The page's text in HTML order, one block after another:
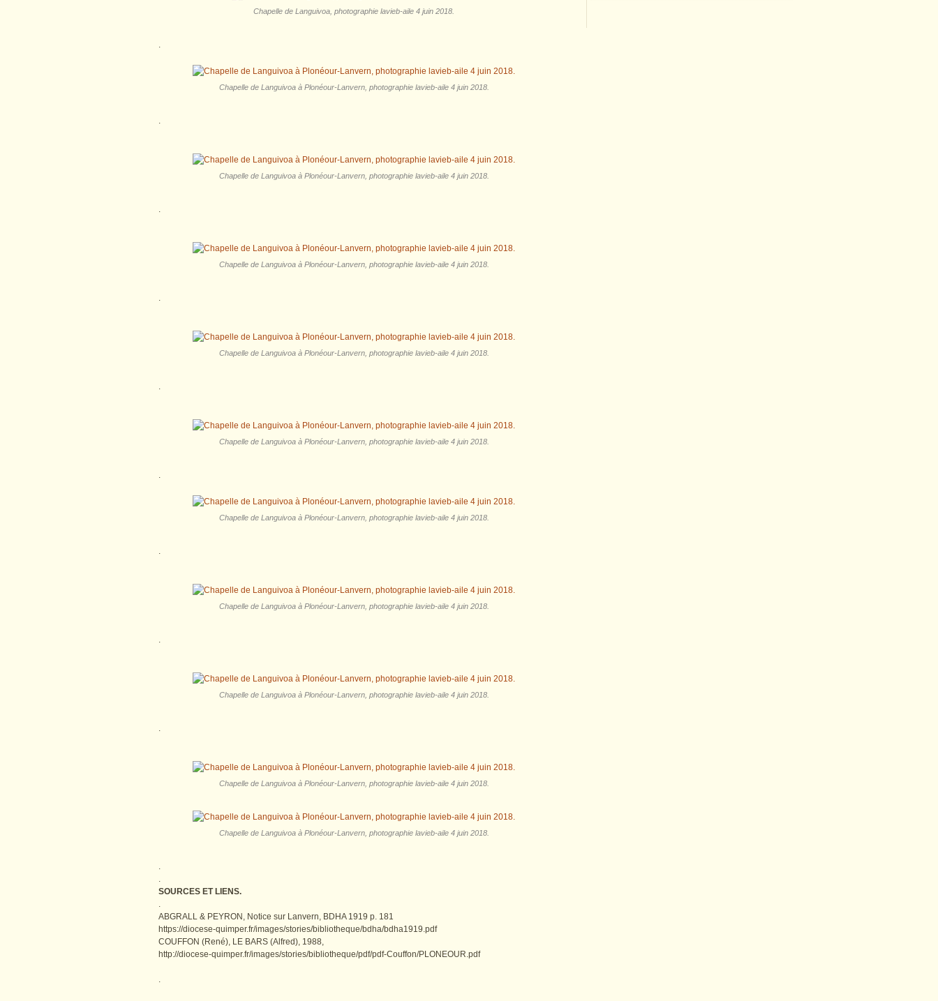
Chapelle de Languivoa, photographie lavieb-aile 4 juin 2018.
.
Chapelle de Languivoa à Plonéour-Lanvern, photographie lavieb-aile 4 juin 2018.
.
Chapelle de Languivoa à Plonéour-Lanvern, photographie lavieb-aile 4 juin 2018.
.
Chapelle de Languivoa à Plonéour-Lanvern, photographie lavieb-aile 4 juin 2018.
.
Chapelle de Languivoa à Plonéour-Lanvern, photographie lavieb-aile 4 juin 2018.
.
Chapelle de Languivoa à Plonéour-Lanvern, photographie lavieb-aile 4 juin 2018.
.
Chapelle de Languivoa à Plonéour-Lanvern, photographie lavieb-aile 4 juin 2018.
.
Chapelle de Languivoa à Plonéour-Lanvern, photographie lavieb-aile 4 juin 2018.
.
Chapelle de Languivoa à Plonéour-Lanvern, photographie lavieb-aile 4 juin 2018.
.
Chapelle de Languivoa à Plonéour-Lanvern, photographie lavieb-aile 4 juin 2018.
Chapelle de Languivoa à Plonéour-Lanvern, photographie lavieb-aile 4 juin 2018.
.
.
SOURCES ET LIENS.
.
ABGRALL & PEYRON, Notice sur Lanvern, BDHA 1919 p. 181
https://diocese-quimper.fr/images/stories/bibliotheque/bdha/bdha1919.pdf
COUFFON (René), LE BARS (Alfred), 1988,
http://diocese-quimper.fr/images/stories/bibliotheque/pdf/pdf-Couffon/PLONEOUR.pdf
.